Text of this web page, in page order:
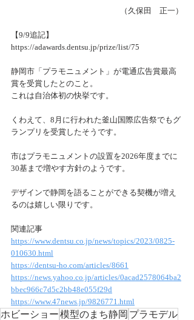
（久保田　正一）
【9/9追記】
https://adawards.dentsu.jp/prize/list/75
静岡市「プラモニュメント」が電通広告賞最高
賞を受賞したとのこと。
これは自治体初の快挙です。
くわえて、8月に行われた釜山国際広告祭でもグ
ランプリを受賞したそうです。
市はプラモニュメントの設置を2026年度までに
30基まで増やす方針のようです。
デザインで静岡を語ることができる契機が増え
るのは嬉しい限りです。
関連記事
https://www.dentsu.co.jp/news/topics/2023/0825-
010630.html
https://dentsu-ho.com/articles/8661
https://news.yahoo.co.jp/articles/0acad2578064ba2
bbec966c7d5c2bb48e055f29d
https://www.47news.jp/9826771.html
ホビーショー模型のまち静岡 プラモデル